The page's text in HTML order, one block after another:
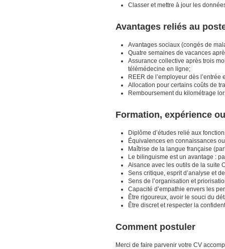
Classer et mettre à jour les
Avantages reliés au
Avantages sociaux (congés de
Quatre semaines de vacances
Assurance collective après trois
télémédecine en ligne;
REER de l’employeur dès
Allocation pour certains coûts de
Remboursement du kilométrage
Formation, expérience
Diplôme d’études relié aux
Équivalences en connaissances
Maîtrise de la langue française
Le bilinguisme est un avantage :
Aisance avec les outils de la suite
Sens critique, esprit d’analyse et
Sens de l’organisation et
Capacité d’empathie envers les
Être rigoureux, avoir le souci du
Être discret et respecter la
Comment postuler
Merci de faire parvenir votre CV